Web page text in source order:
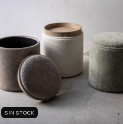
SIN STOCK